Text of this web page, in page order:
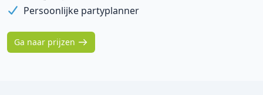
Persoonlijke partyplanner
Ga naar prijzen